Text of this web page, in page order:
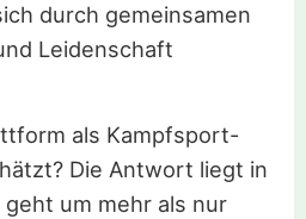
durch gemeinsamen
Leidenschaft
als Kampfsport-
Die Antwort liegt in
um mehr als nur